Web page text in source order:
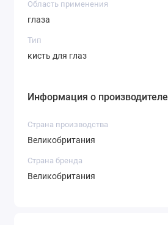
Область применения
глаза
Тип
кисть для глаз
Информация о производителе
Страна производства
Великобритания
Страна бренда
Великобритания